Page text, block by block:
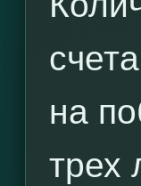
на
трех